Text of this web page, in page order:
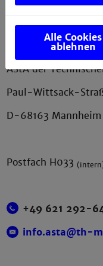
Kontakt
AStA der
Paul-Wittsack-
D-68163 Mannheim
Postfach H033
+49 621 292-
info.asta@th-
Alle Cookies
ablehnen